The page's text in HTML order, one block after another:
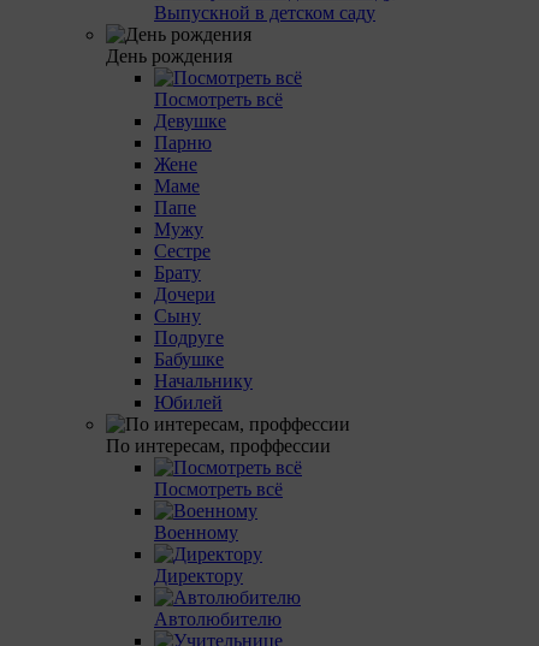
Выпускной в детском саду
День рождения
Посмотреть всё
Девушке
Парню
Жене
Маме
Папе
Мужу
Сестре
Брату
Дочери
Сыну
Подруге
Бабушке
Начальнику
Юбилей
По интересам, проффессии
Посмотреть всё
Военному
Директору
Автолюбителю